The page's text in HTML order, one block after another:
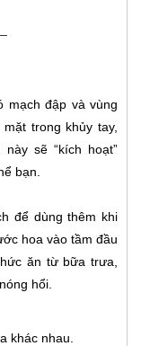
mạch đập và vùng
trong khủy tay,
sẽ “kích hoạt”
bạn.
để dùng thêm khi
hoa vào tầm đầu
ăn từ bữa trưa,
hổi.
khác nhau.